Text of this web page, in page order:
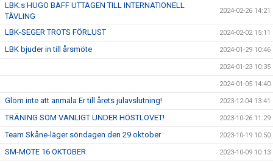
LBK:s HUGO BAFF UTTAGEN TILL INTERNATIONELL
TÄVLING
2024-02-26 14:21
LBK-SEGER TROTS FÖRLUST 2024-02-02 15:11
LBK bjuder in till årsmöte 2024-01-29 10:46
2024-01-23 10:35
2024-01-05 14:40
Glöm inte att anmäla Er till årets julavslutning! 2023-12-04 13:41
TRÄNING SOM VANLIGT UNDER HÖSTLOVET! 2023-10-26 11:29
Team Skåne-läger söndagen den 29 oktober 2023-10-19 10:50
SM-MÖTE 16 OKTOBER 2023-10-09 10:13